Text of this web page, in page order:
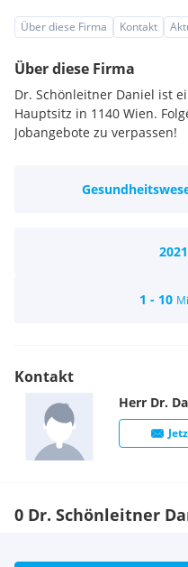
Über diese Firma Kontakt
Über diese Firma
Dr. Schönleitner Daniel ist
Hauptsitz in 1140 Wien.
Jobangebote zu verpassen!
2021
1 - 10
Kontakt
Herr Dr.
0 Dr. Schönleitner